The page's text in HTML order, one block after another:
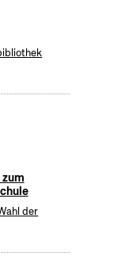
der